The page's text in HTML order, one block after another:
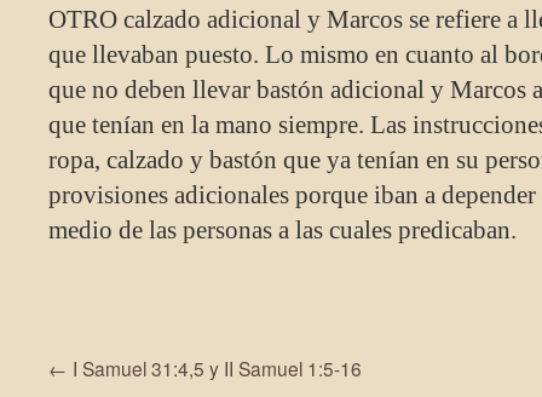
OTRO calzado adicional y Marcos se refiere a
que llevaban puesto. Lo mismo en cuanto al
que no deben llevar bastón adicional y Marcos
que tenían en la mano siempre. Las
ropa, calzado y bastón que ya tenían en su
provisiones adicionales porque iban a
medio de las personas a las cuales predicaban.
← I Samuel 31:4,5 y II Samuel 1:5-16